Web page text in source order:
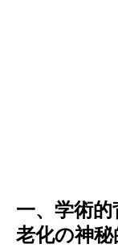
一、学術
老化の神